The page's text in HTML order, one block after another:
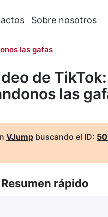
Sobre nosotros
las gafas
de
las
VJump buscando el ID:
Resumen rápido